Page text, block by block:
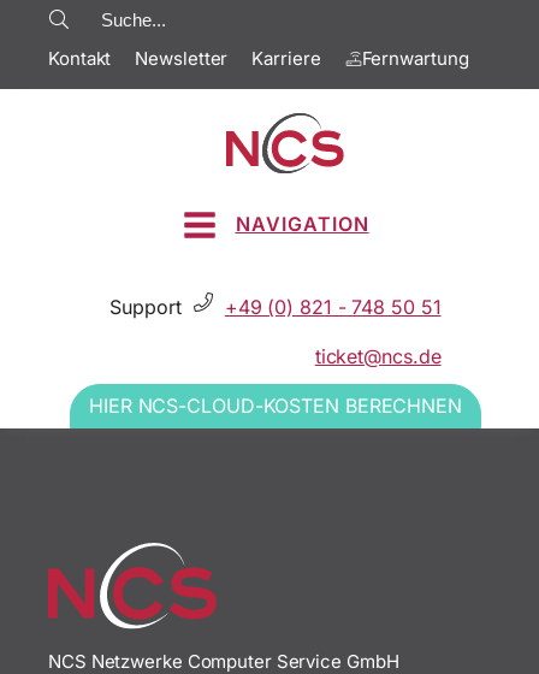
Kontakt Newsletter Karriere Fernwartung
NAVIGATION
Support +49 (0) 821 - 748 50 51
ticket@ncs.de
HIER NCS-CLOUD-KOSTEN BERECHNEN
NCS Netzwerke Computer Service GmbH